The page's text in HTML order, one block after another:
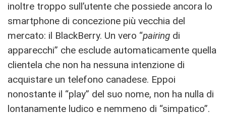
inoltre troppo sull’utente che possiede ancora lo
smartphone di concezione più vecchia del
mercato: il BlackBerry. Un vero “pairing di
apparecchi” che esclude automaticamente quella
clientela che non ha nessuna intenzione di
acquistare un telefono canadese. Eppoi
nonostante il “play” del suo nome, non ha nulla di
lontanamente ludico e nemmeno di “simpatico”.